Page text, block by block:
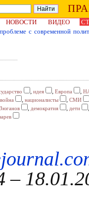
НОВОСТИ ВИДЕО
с современной
, идея , Европа ,
война , националисты , СМИ
Зюганов , демократия , дети
–